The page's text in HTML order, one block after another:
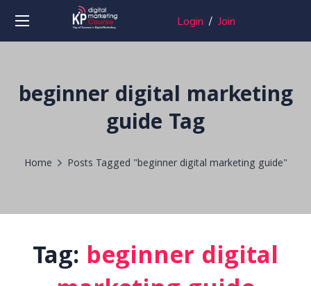
Login /Join
beginner digital marketing
guide Tag
Home Posts Tagged "beginner digital marketing guide"
Tag: beginner digital